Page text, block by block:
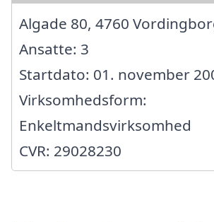
Algade 80, 4760
Ansatte: 3
Startdato: 01. november
Virksomhedsform:
Enkeltmandsvirksomhed
CVR: 29028230